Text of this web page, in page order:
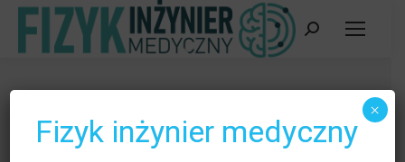
Szukaj:
Jesteś tutaj:
Strona główna Wydania IFM 3/2019
Fizyk inżynier medyczny
×